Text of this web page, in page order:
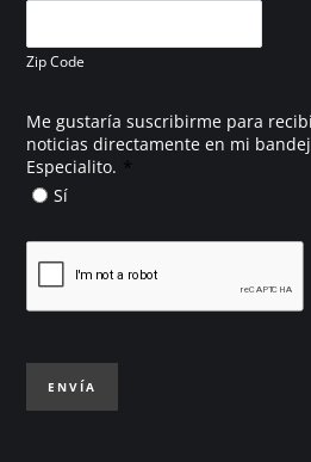
Zip Code
Me gustaría suscribirme para
noticias directamente en mi
Especialito. *
Sí
ENVÍA